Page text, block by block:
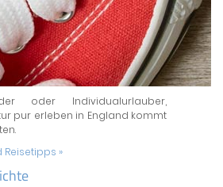
oder Individualurlauber,
pur erleben in England kommt
Reisetipps »